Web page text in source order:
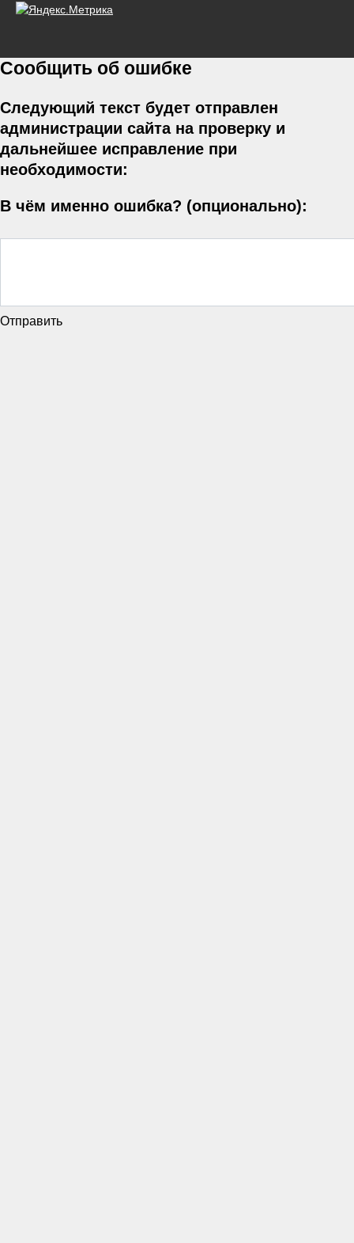
Сообщить об ошибке
Следующий текст будет отправлен
администрации сайта на проверку и
дальнейшее исправление при
необходимости:
В чём именно ошибка? (опционально):
Отправить